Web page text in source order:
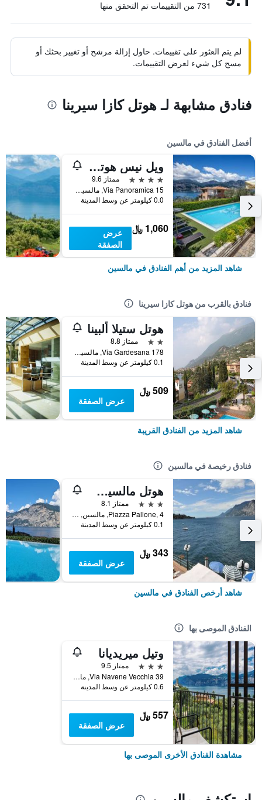
731 من التقييمات تم التحقق منها
لم يتم العثور على تقييمات. حاول إزالة مرشح أو تغيير بحثك أو
مسح كل شيء لعرض التقييمات.
فنادق مشابهة لـ هوتل كازا سيرينا
أفضل الفنادق في مالسين
ويل نيس هوتل كازا باركا - للبالغين فقط
4 نجوم
ممتاز 9.6
Via Panoramica 15, مالسين, فينيتو, إيطاليا
0.0 كيلومتر عن وسط المدينة
1,060 ﷼
عرض
الصفقة
شاهد المزيد من أهم الفنادق في مالسين
فنادق بالقرب من هوتل كازا سيرينا
هوتل ستيلا ألبينا
2 نجمتين
ممتاز 8.8
Via Gardesana 178, مالسين, فينيتو, إيطاليا
0.1 كيلومتر عن وسط المدينة
509 ﷼
عرض الصفقة
شاهد المزيد من الفنادق القريبة
فنادق رخيصة في مالسين
هوتل مالسيساين
3 نجوم
ممتاز 8.1
Piazza Pallone, 4, مالسين, فينيتو, إيطاليا
0.1 كيلومتر عن وسط المدينة
343 ﷼
عرض الصفقة
شاهد أرخص الفنادق في مالسين
الفنادق الموصى بها
وتيل ميريديانا
3 نجوم
ممتاز 9.5
Via Navene Vecchia 39, مالسين, فينيتو, إيطاليا
0.6 كيلومتر عن وسط المدينة
557 ﷼
عرض الصفقة
مشاهدة الفنادق الأخرى الموصى بها